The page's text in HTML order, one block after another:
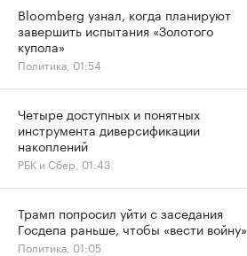
Bloomberg узнал, когда планируют
завершить испытания «Золотого
купола»
Политика, 01:54
Четыре доступных и понятных
инструмента диверсификации
накоплений
РБК и Сбер, 01:43
Трамп попросил уйти с заседания
Госдепа раньше, чтобы «вести войну»
Политика, 01:05